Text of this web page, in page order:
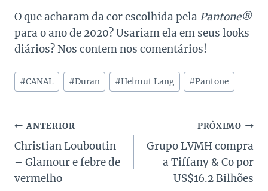
O que acharam da cor escolhida pela Pantone®
para o ano de 2020? Usariam ela em seus looks
diários? Nos contem nos comentários!
Tags
do
#CANAL #Duran #Helmut Lang #Pantone
Navegação
de
Post
ANTERIOR
Christian Louboutin
– Glamour e febre de
vermelho
PRÓXIMO
Grupo LVMH compra
a Tiffany & Co por
US$16.2 Bilhões